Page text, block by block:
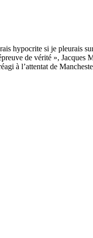
de vérité »,
à l’attentat de